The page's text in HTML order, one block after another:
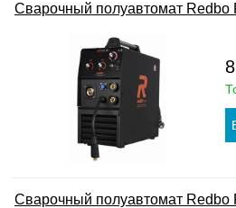
Сварочный полуавтомат Redbo
Сварочный полуавтомат Redbo